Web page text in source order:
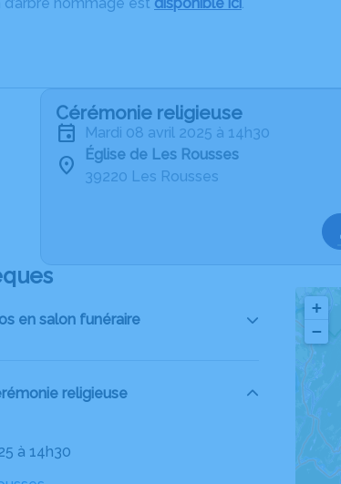
Cérémonie religieuse
mardi 08 avril 2025 à 14h30
Église de Les Rousses
39220 Les Rousses
en salon funéraire
religieuse
à 14h30
+
−